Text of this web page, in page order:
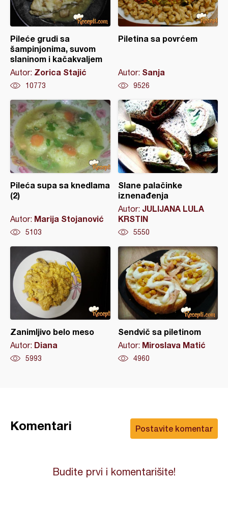
Pileće grudi sa
šampinjonima, suvom
slaninom i kačakvaljem
Autor: Zorica Stajić
10773
Piletina sa povrćem
Autor: Sanja
9526
Pileća supa sa knedlama
(2)
Autor: Marija Stojanović
5103
Slane palačinke
iznenađenja
Autor: JULIJANA LULA
KRSTIN
5550
Zanimljivo belo meso
Autor: Diana
5993
Sendvič sa piletinom
Autor: Miroslava Matić
4960
Postavite komentar
Komentari
Budite prvi i komentarišite!